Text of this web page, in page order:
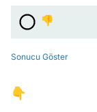
👎
Sonucu Göster
👇